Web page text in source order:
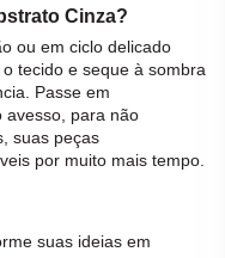
Cinza?
ou em ciclo delicado
o tecido e seque à sombra
Passe em
avesso, para não
suas peças
por muito mais tempo.
suas ideias em